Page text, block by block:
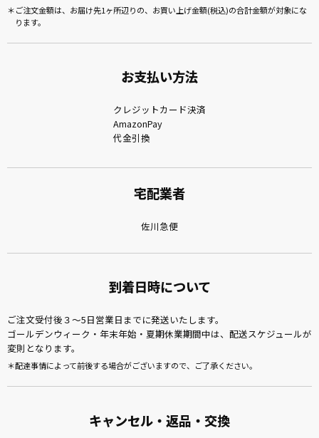
ご注文金額は、お届け先1ヶ所辺りの、お買い上げ金額(税込)の合計金額が対象にな
ります。
お支払い方法
クレジットカード決済
AmazonPay
代金引換
宅配業者
佐川急便
到着日時について
ご注文受付後３～5日営業日までに発送いたします。
ゴールデンウィーク・年末年始・夏期休業期間中は、配送スケジュールが
変則となります。
配達事情によって前後する場合がございますので、ご了承ください。
キャンセル・返品・交換